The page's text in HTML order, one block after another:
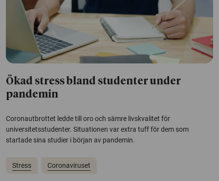
Ökad stress bland studenter under
pandemin
Coronautbrottet ledde till oro och sämre livskvalitet för
universitetsstudenter. Situationen var extra tuff för dem som
startade sina studier i början av pandemin.
Stress Coronaviruset